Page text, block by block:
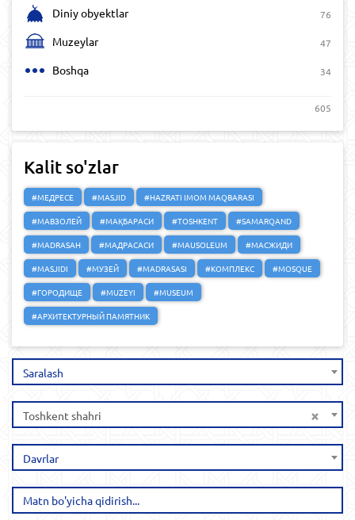
Diniy obyektlar 76
Muzeylar 47
Boshqa 34
605
Kalit so'zlar
#МЕДРЕСЕ #MASJID
#HAZRATI IMOM MAQBARASI
#МАВЗОЛЕЙ
#МАҚБАРАСИ #TOSHKENT
#SAMARQAND
#MADRASAH
#МАДРАСАСИ #MAUSOLEUM
#МАСЖИДИ
#MASJIDI
#МУЗЕЙ #MADRASASI #КОМПЛЕКС
#MOSQUE
#ГОРОДИЩЕ
#MUZEYI
#MUSEUM
#АРХИТЕКТУРНЫЙ ПАМЯТНИК
Saralash
×
Toshkent shahri
Davrlar